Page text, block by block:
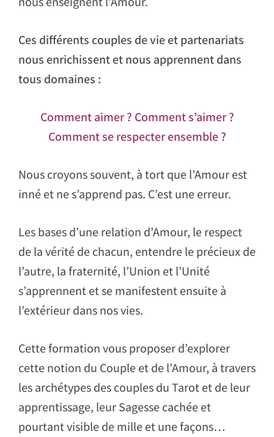
Ces différents couples de vie et partenariats
nous enrichissent et nous apprennent dans
tous domaines :
Comment aimer ? Comment s’aimer ?
Comment se respecter ensemble ?
Nous croyons souvent, à tort que l’Amour est
inné et ne s’apprend pas. C’est une erreur.
Les bases d’une relation d’Amour, le respect
de la vérité de chacun, entendre le précieux de
l’autre, la fraternité, l’Union et l’Unité
s’apprennent et se manifestent ensuite à
l’extérieur dans nos vies.
Cette formation vous proposer d’explorer
cette notion du Couple et de l’Amour, à travers
les archétypes des couples du Tarot et de leur
apprentissage, leur Sagesse cachée et
pourtant visible de mille et une façons…